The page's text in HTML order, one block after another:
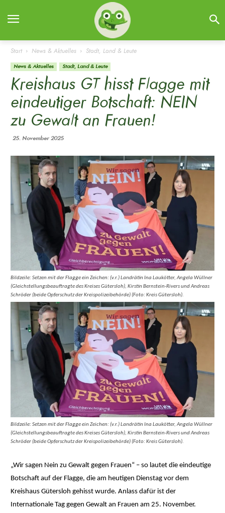
Start News & Aktuelles Stadt, Land & Leute
News & Aktuelles Stadt, Land & Leute
Kreishaus GT hisst Flagge mit
eindeutiger Botschaft: NEIN
zu Gewalt an Frauen!
25. November 2025
Bildzeile: Setzen mit der Flagge ein Zeichen: (v.r.) Landrätin Ina Laukötter, Angela Wüllner
(Gleichstellungsbeauftragte des Kreises Gütersloh), Kirstin Bernstein-Rivers und Andreas
Schröder (beide Opferschutz der Kreispolizeibehörde) (Foto: Kreis Gütersloh).
Bildzeile: Setzen mit der Flagge ein Zeichen: (v.r.) Landrätin Ina Laukötter, Angela Wüllner
(Gleichstellungsbeauftragte des Kreises Gütersloh), Kirstin Bernstein-Rivers und Andreas
Schröder (beide Opferschutz der Kreispolizeibehörde) (Foto: Kreis Gütersloh).
„Wir sagen Nein zu Gewalt gegen Frauen“ – so lautet die eindeutige
Botschaft auf der Flagge, die am heutigen Dienstag vor dem
Kreishaus Gütersloh gehisst wurde. Anlass dafür ist der
Internationale Tag gegen Gewalt an Frauen am 25. November.